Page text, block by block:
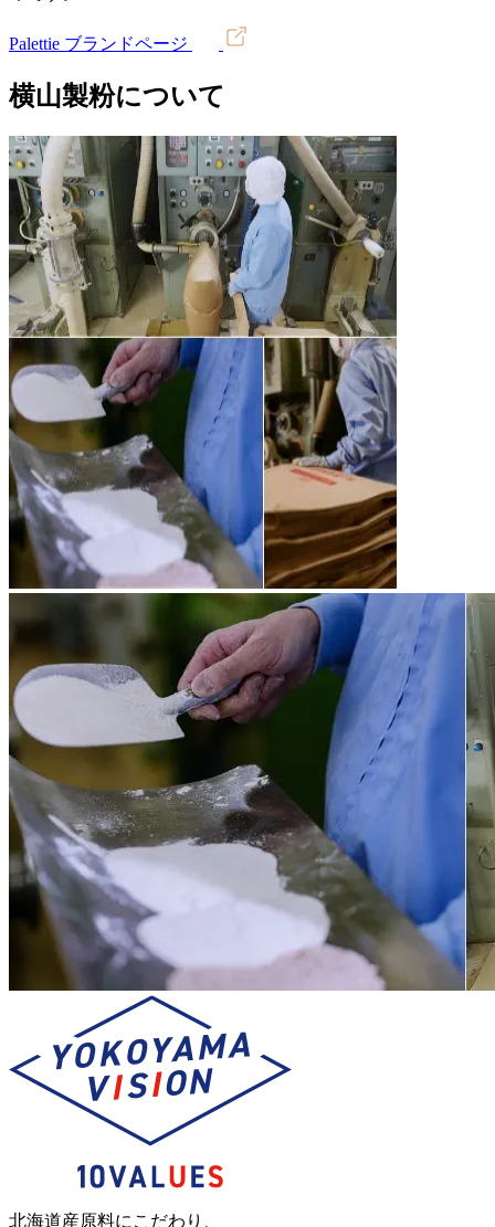
Palettie ブランドページ
横山製粉について
北海道産原料にこだわり、